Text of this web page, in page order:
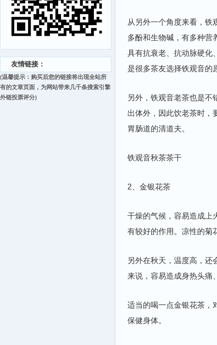
友情链接：
(温馨提示：购买后您的链接将出现全站所
有的文章页面，为网站带来几千条搜索引擎
外链投票评分)
从另外一个角度来看，铁
多酚和生物碱，有多种营
具有抗衰老、抗动脉硬化
是很多茶友选择铁观音的
另外，铁观音老茶也是不
出体外，因此饮老茶时，
胃肠道的清道夫。
铁观音秋茶茶干
2、金银花茶
干燥的气候，容易造成上
有较好的作用。凉性的菊
另外在秋天，温度高，还
来说，容易造成身热头痛
适当的喝一点金银花茶，
保健身体。